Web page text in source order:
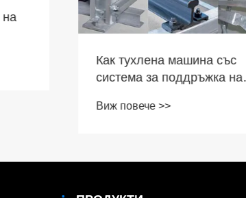
Как тухлена машина със
система за поддръжка на
ефективността и
Виж повече >>